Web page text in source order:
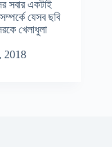
সবার একটাই
যেসব ছবি
খেলাধুলা
2018